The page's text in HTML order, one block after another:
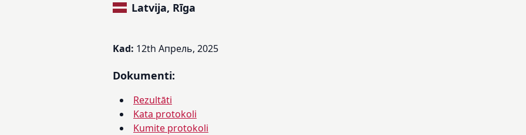
Latvija, Rīga
Kad: 12th Апрель, 2025
Dokumenti:
Rezultāti
Kata protokoli
Kumite protokoli